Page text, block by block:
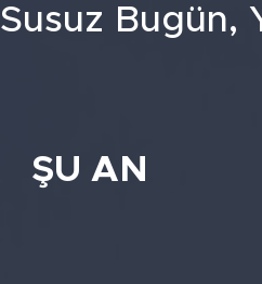
Susuz Bugün,
ŞU AN